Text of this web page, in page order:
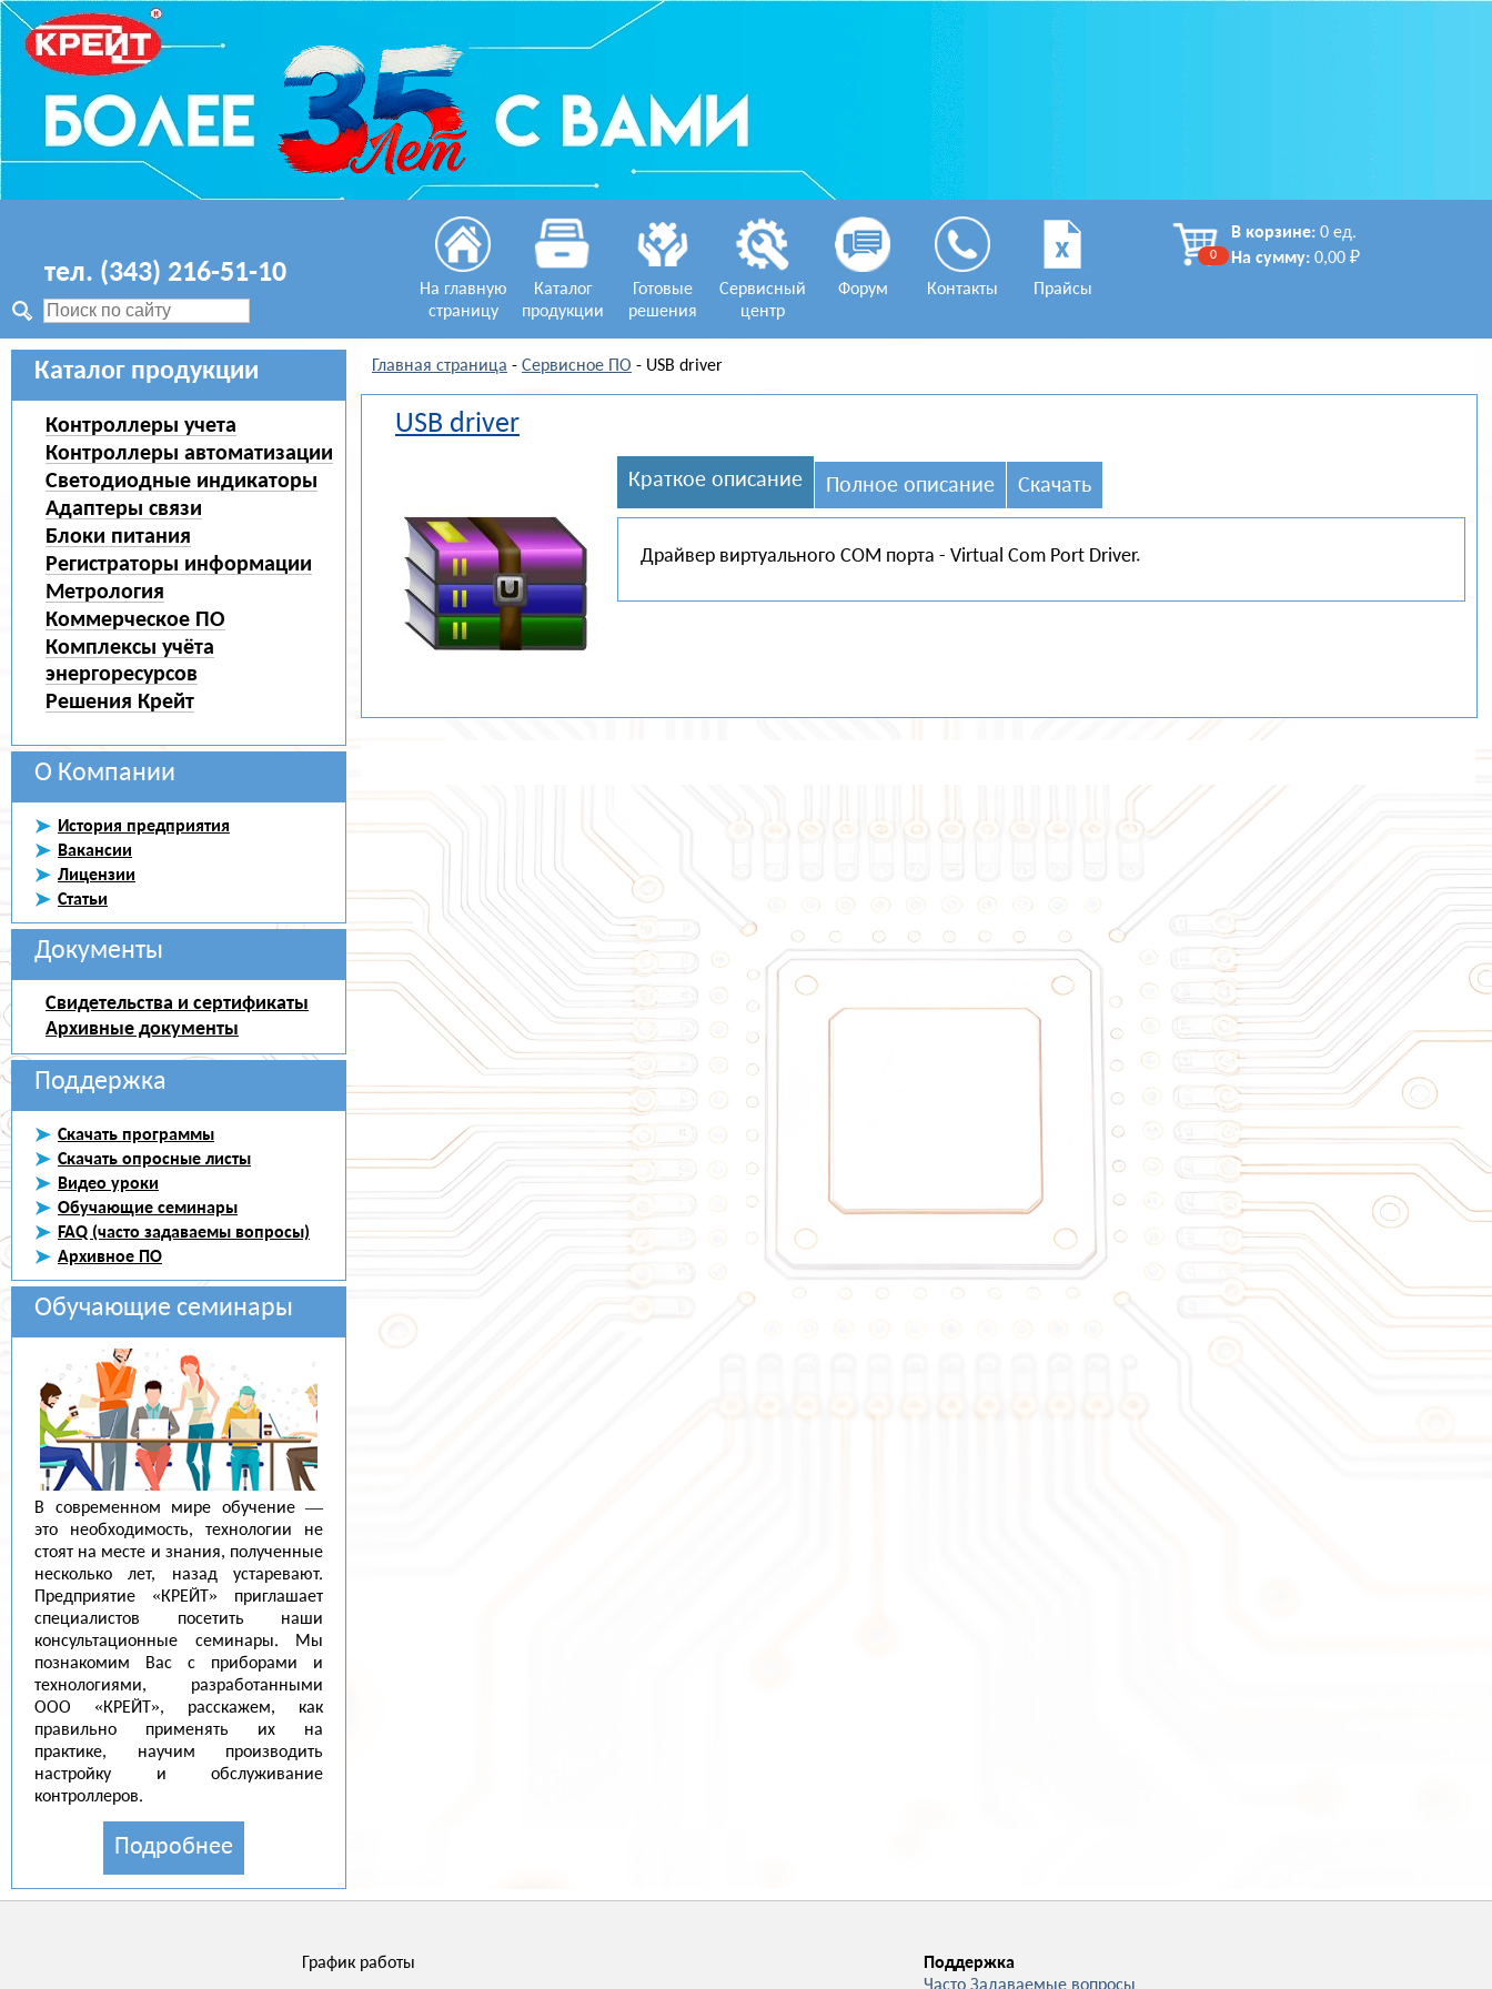
тел. (343) 216-51-10
На главную
страницу
Каталог
продукции
Готовые
решения
Сервисный
центр
Форум Контакты Прайсы
0
В корзине: 0 ед.
На сумму: 0,00 ₽
Каталог продукции
Контроллеры учета
Контроллеры автоматизации
Светодиодные индикаторы
Адаптеры связи
Блоки питания
Регистраторы информации
Метрология
Коммерческое ПО
Комплексы учёта
энергоресурсов
Решения Крейт
О Компании
История предприятия
Вакансии
Лицензии
Статьи
Документы
Свидетельства и сертификаты
Архивные документы
Поддержка
Скачать программы
Скачать опросные листы
Видео уроки
Обучающие семинары
FAQ (часто задаваемы вопросы)
Архивное ПО
Обучающие семинары
В современном мире обучение —
это необходимость, технологии не
стоят на месте и знания, полученные
несколько лет, назад устаревают.
Предприятие «КРЕЙТ» приглашает
специалистов посетить наши
консультационные семинары. Мы
познакомим Вас с приборами и
технологиями, разработанными
ООО «КРЕЙТ», расскажем, как
правильно применять их на
практике, научим производить
настройку и обслуживание
контроллеров.
Подробнее
Главная страница - Сервисное ПО - USB driver
USB driver
Краткое описание Полное описание Скачать
Драйвер виртуального COM порта - Virtual Com Port Driver.
График работы
Поддержка